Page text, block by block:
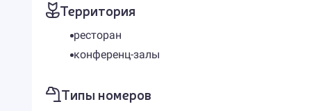
Территория
ресторан
конференц-залы
Типы номеров